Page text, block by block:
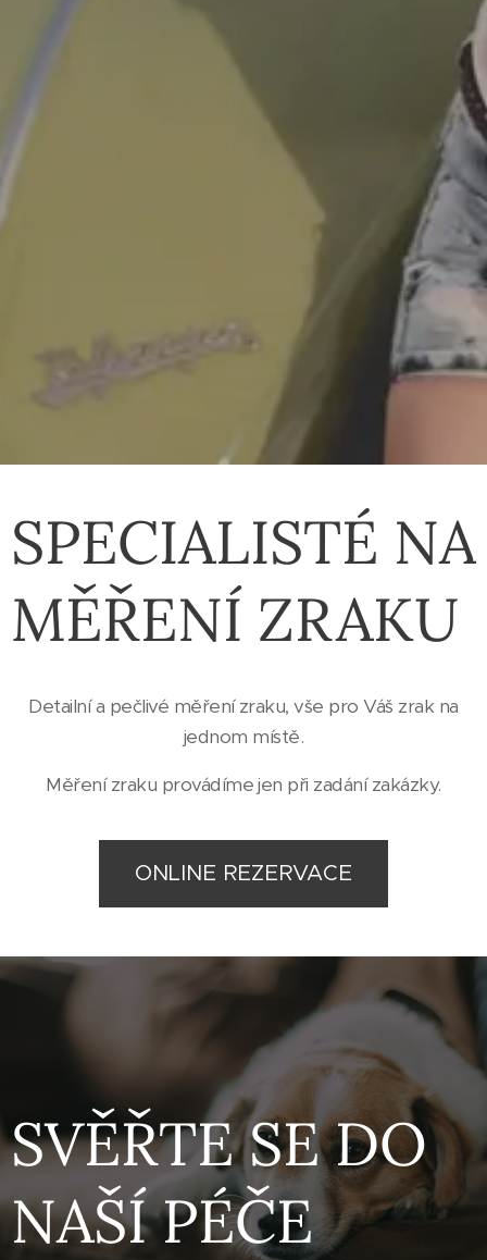
SPECIALISTÉ NA
MĚŘENÍ ZRAKU
Detailní a pečlivé měření zraku, vše pro Váš zrak na
jednom místě.
Měření zraku provádíme jen při zadání zakázky.
ONLINE REZERVACE
SVĚŘTE SE DO
NAŠÍ PÉČE